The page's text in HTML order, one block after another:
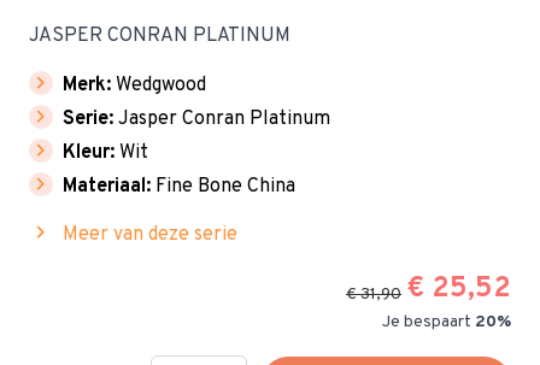
JASPER CONRAN PLATINUM
chevron_right Merk: Wedgwood
chevron_right Serie: Jasper Conran Platinum
chevron_right Kleur: Wit
chevron_right Materiaal: Fine Bone China
chevron_right Meer van deze serie
€ 31,90 € 25,52
Je bespaart 20%